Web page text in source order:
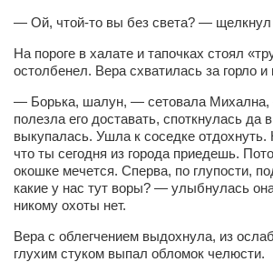
«Павел» — магазин
Туризм
Журналисты
Александр Гвоздик
Александр Кугук
Музыканты
Евгений Касьяненко
— Ой, чтой-то вы без света? —
На пороге в халате и тапочках стоял
остолбенел. Вера схватилась за горло и
— Борька, шалун, — сетовала Михална,
полезла его доставать, споткнулась да
выкупалась. Ушла к соседке отдохнуть.
что ты сегодня из города приедешь.
окошке мечется. Сперва, по глупости,
какие у нас тут воры? — улыбнулась
никому охоты нет.
Вера с облегчением выдохнула, из
глухим стуком выпал обломок челюсти.